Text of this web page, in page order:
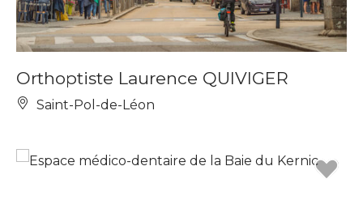
Orthoptiste Laurence QUIVIGER
Saint-Pol-de-Léon